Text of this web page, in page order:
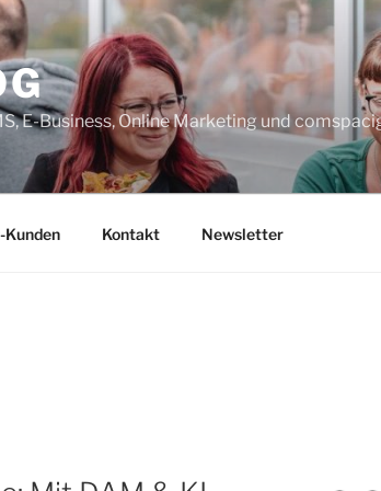
E-Business, Online Marketing und
Kunden Kontakt Newsletter